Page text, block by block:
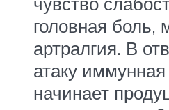
головная боль,
артралгия. В
атаку
начинает